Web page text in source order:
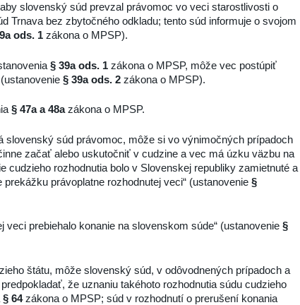
slovenský súd prevzal právomoc vo veci starostlivosti o
Trnava bez zbytočného odkladu; tento súd informuje o svojom
ods. 1 zákona o MPSP).
§ 39a ods. 1 zákona o MPSP, môže vec postúpiť
§ 39a ods. 2 zákona o MPSP).
§ 47a a 48azákona o MPSP.
slovenský súd právomoc, môže si vo výnimočných prípadoch
začať alebo uskutočniť v cudzine a vec má úzku väzbu na
cudzieho rozhodnutia bolo v Slovenskej republiky zamietnuté a
právoplatne rozhodnutej veci“ (ustanovenie §
veci prebiehalo konanie na slovenskom súde“ (ustanovenie §
štátu, môže slovenský súd, v odôvodnených prípadoch a
že uznaniu takéhoto rozhodnutia súdu cudzieho
§ 64zákona o MPSP; súd v rozhodnutí o prerušení konania